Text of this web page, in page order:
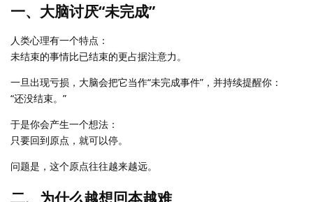
一、大脑讨厌“未完成”
人类心理有一个特点：
未结束的事情比已结束的更占据注意力。
一旦出现亏损，大脑会把它当作“未完成事件”，并持续提醒你：
“还没结束。”
于是你会产生一个想法：
只要回到原点，就可以停。
问题是，这个原点往往越来越远。
二、为什么越想回本越难